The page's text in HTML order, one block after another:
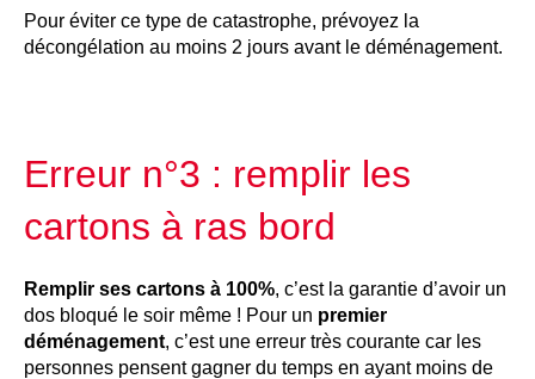
Pour éviter ce type de catastrophe, prévoyez la
décongélation au moins 2 jours avant le déménagement.
Erreur n°3 : remplir les
cartons à ras bord
Remplir ses cartons à 100%, c’est la garantie d’avoir un
dos bloqué le soir même ! Pour un premier
déménagement, c’est une erreur très courante car les
personnes pensent gagner du temps en ayant moins de